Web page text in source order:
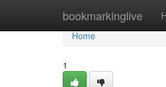
bookmarkinglive
Home
Home
1